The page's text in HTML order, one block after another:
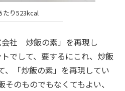
たり523kcal
社 炒飯の素」を再現し
でして、要するにこれ、炒飯
、「炒飯の素」を再現してい
のものでもなくてもよい、